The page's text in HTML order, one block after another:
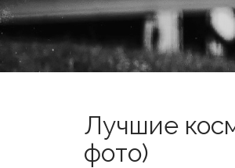
Лучшие
фото)